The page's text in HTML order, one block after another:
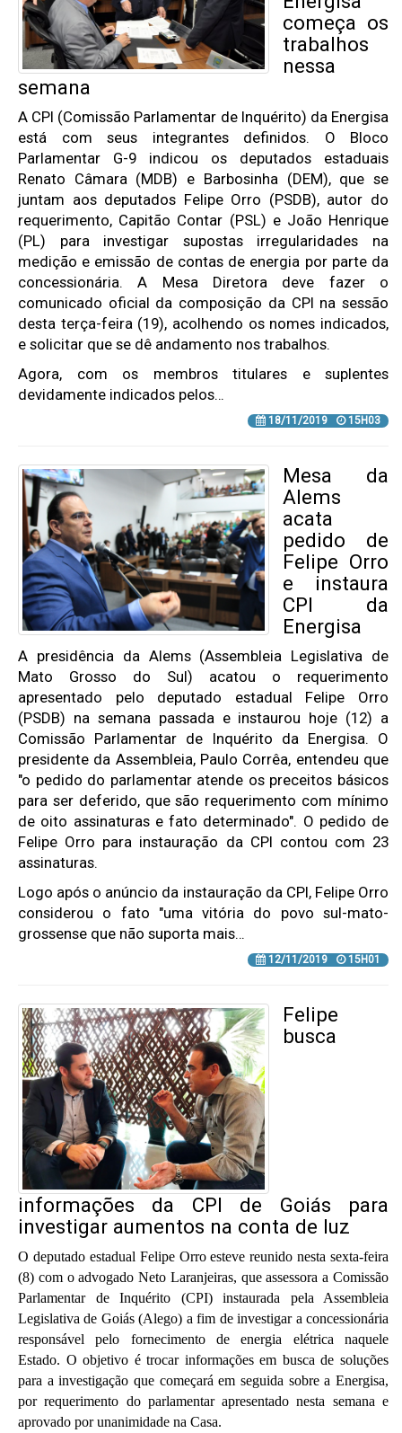
começa os
trabalhos
nessa
semana
A CPI (Comissão Parlamentar de Inquérito) da Energisa
está com seus integrantes definidos. O Bloco
Parlamentar G-9 indicou os deputados estaduais
Renato Câmara (MDB) e Barbosinha (DEM), que se
juntam aos deputados Felipe Orro (PSDB), autor do
requerimento, Capitão Contar (PSL) e João Henrique
(PL) para investigar supostas irregularidades na
medição e emissão de contas de energia por parte da
concessionária. A Mesa Diretora deve fazer o
comunicado oficial da composição da CPI na sessão
desta terça-feira (19), acolhendo os nomes indicados,
e solicitar que se dê andamento nos trabalhos.
Agora, com os membros titulares e suplentes
devidamente indicados pelos…
18/11/2019 15H03
Mesa da
Alems
acata
pedido de
Felipe Orro
e instaura
CPI da
Energisa
A presidência da Alems (Assembleia Legislativa de
Mato Grosso do Sul) acatou o requerimento
apresentado pelo deputado estadual Felipe Orro
(PSDB) na semana passada e instaurou hoje (12) a
Comissão Parlamentar de Inquérito da Energisa. O
presidente da Assembleia, Paulo Corrêa, entendeu que
"o pedido do parlamentar atende os preceitos básicos
para ser deferido, que são requerimento com mínimo
de oito assinaturas e fato determinado". O pedido de
Felipe Orro para instauração da CPI contou com 23
assinaturas.
Logo após o anúncio da instauração da CPI, Felipe Orro
considerou o fato "uma vitória do povo sul-mato-
grossense que não suporta mais…
12/11/2019 15H01
Felipe
busca
informações da CPI de Goiás para
investigar aumentos na conta de luz
O deputado estadual Felipe Orro esteve reunido nesta sexta-feira
(8) com o advogado Neto Laranjeiras, que assessora a Comissão
Parlamentar de Inquérito (CPI) instaurada pela Assembleia
Legislativa de Goiás (Alego) a fim de investigar a concessionária
responsável pelo fornecimento de energia elétrica naquele
Estado. O objetivo é trocar informações em busca de soluções
para a investigação que começará em seguida sobre a Energisa,
por requerimento do parlamentar apresentado nesta semana e
aprovado por unanimidade na Casa.